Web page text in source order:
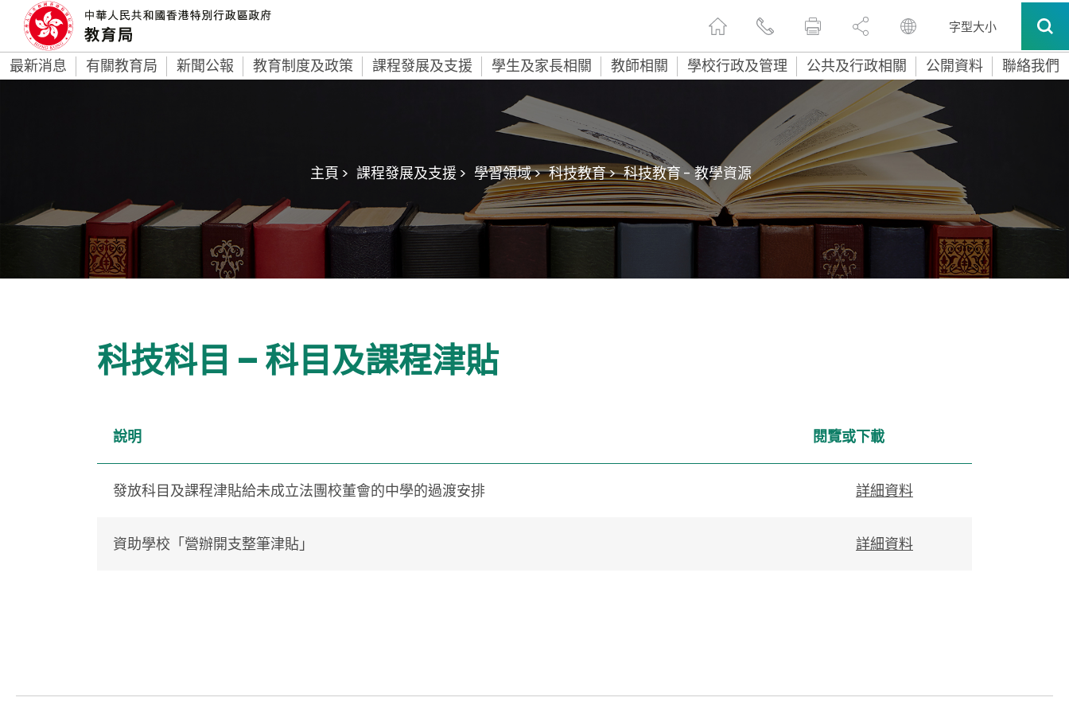
字型大小
最新消息 有關教育局 新聞公報 教育制度及政策 課程發展及支援 學生及家長相關 教師相關 學校行政及管理 公共及行政相關 公開資料 聯絡我們
主頁 > 課程發展及支援 > 學習領域 > 科技教育 > 科技教育 - 教學資源
科技科目 – 科目及課程津貼
說明 閱覽或下載
發放科目及課程津貼給未成立法團校董會的中學的過渡安排 詳細資料
資助學校「營辦開支整筆津貼」 詳細資料